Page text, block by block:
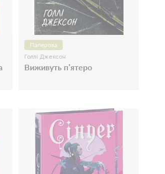
Паперова
Голлі Джексон
Виживуть п’ятеро